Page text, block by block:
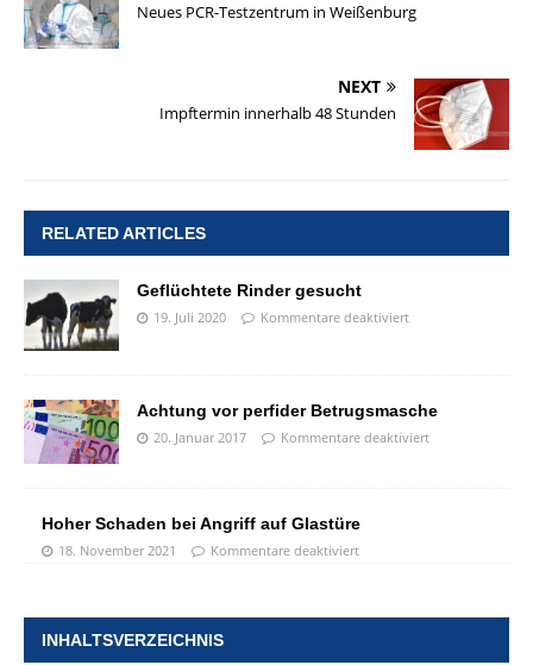
Neues PCR-Testzentrum in Weißenburg
NEXT
Impftermin innerhalb 48 Stunden
RELATED ARTICLES
Geflüchtete Rinder gesucht
19. Juli 2020 Kommentare deaktiviert
Achtung vor perfider Betrugsmasche
20. Januar 2017 Kommentare deaktiviert
Hoher Schaden bei Angriff auf Glastüre
18. November 2021 Kommentare deaktiviert
INHALTSVERZEICHNIS